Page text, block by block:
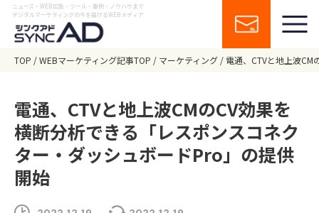
ニュース・WEB広告・ツール・事例・ノウハウまで
デジタルマーケティングの今を届けるWEBメディア
TOP WEBマーケティング記事TOP マーケティング 電通、CTVと地上波
電通、CTVと地上波CMのCV効果を
横断分析できる「レスポンスコネク
ター・ダッシュボードPro」の提供
開始